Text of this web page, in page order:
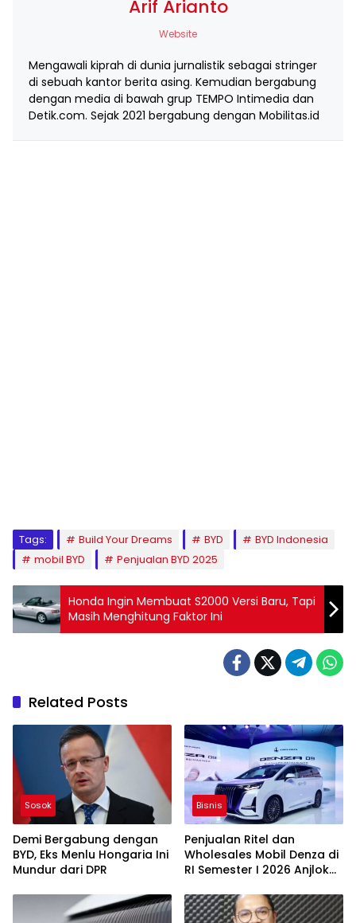
Arif Arianto
Website
Mengawali kiprah di dunia jurnalistik sebagai stringer
di sebuah kantor berita asing. Kemudian bergabung
dengan media di bawah grup TEMPO Intimedia dan
Detik.com. Sejak 2021 bergabung dengan Mobilitas.id
Tags: Build Your Dreams BYD
BYD Indonesia
mobil BYD
Penjualan BYD 2025
Honda Ingin Membuat S2000 Versi Baru, Tapi
Masih Menghitung Faktor Ini
Related Posts
Sosok
Demi Bergabung dengan
BYD, Eks Menlu Hongaria Ini
Mundur dari DPR
Bisnis
Penjualan Ritel dan
Wholesales Mobil Denza di
RI Semester I 2026 Anjlok